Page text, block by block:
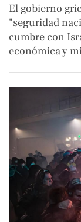
El gobierno
"seguridad
cumbre con
económica y